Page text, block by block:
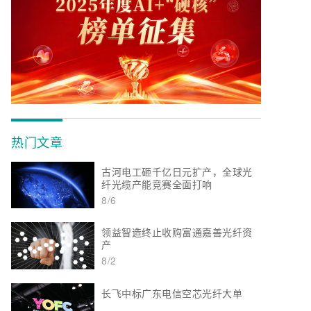
热门文章
古河电工砸千亿日元扩产，全球光
纤光缆产能竞赛全面打响
8/6
领益智造终止收购富通嘉善光纤资
产
8/2
长飞中标广东电信空芯光纤大单